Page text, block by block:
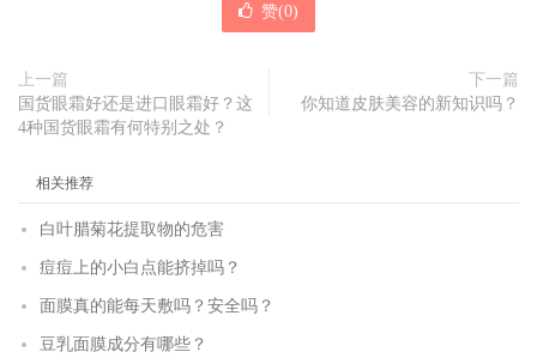
赞(0)
上一篇
国货眼霜好还是进口眼霜好？这
4种国货眼霜有何特别之处？
下一篇
你知道皮肤美容的新知识吗？
相关推荐
白叶腊菊花提取物的危害
痘痘上的小白点能挤掉吗？
面膜真的能每天敷吗？安全吗？
豆乳面膜成分有哪些？